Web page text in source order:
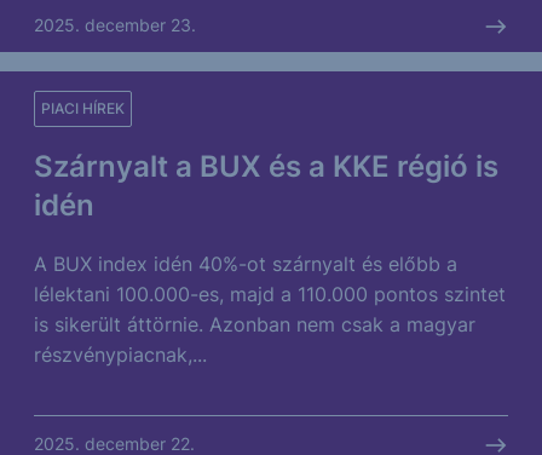
2025. december 23.
Szárnyalt a BUX és a KKE régió is
idén
PIACI HÍREK
A BUX index idén 40%-ot szárnyalt és előbb a
lélektani 100.000-es, majd a 110.000 pontos szintet
is sikerült áttörnie. Azonban nem csak a magyar
részvénypiacnak,...
2025. december 22.